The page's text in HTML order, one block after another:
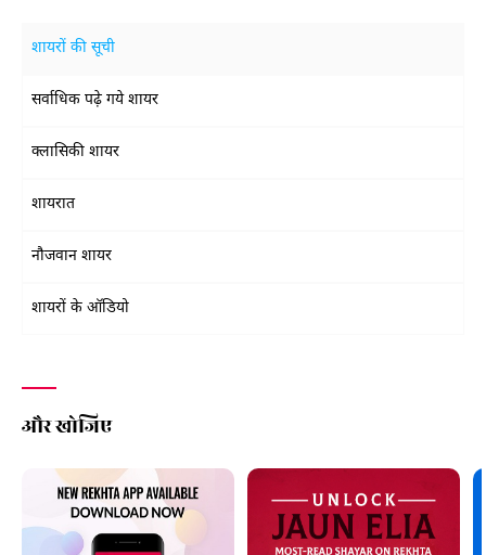
शायरों की सूची
सर्वाधिक पढ़े गये शायर
क्लासिकी शायर
शायरात
नौजवान शायर
शायरों के ऑडियो
और खोजिए